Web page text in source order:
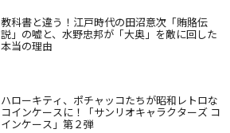
教科書と違う！江戸時代の田沼意次「賄賂伝
説」の嘘と、水野忠邦が「大奥」を敵に回した
本当の理由
ハローキティ、ポチャッコたちが昭和レトロな
コインケースに！「サンリオキャラクターズ コ
インケース」第２弾